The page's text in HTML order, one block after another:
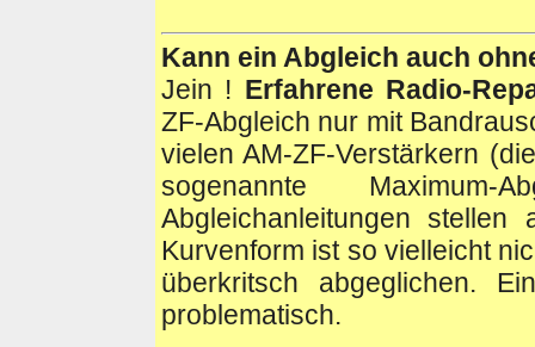
Kann ein Abgleich auch
Jein ! Erfahrene Radio-
ZF-Abgleich nur mit
vielen AM-ZF-Verstärkern
sogenannte
Abgleichanleitungen
Kurvenform ist so vielleicht
überkritsch abgeglichen.
problematisch.